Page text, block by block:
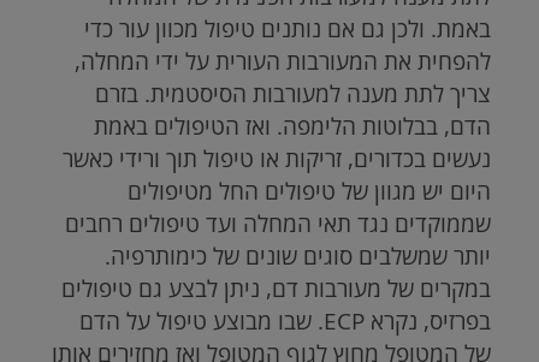
באמת. ולכן גם אם נותנים טיפול מכוון עור כדי
להפחית את המעורבות העורית על ידי המחלה,
צריך לתת מענה למעורבות הסיסטמית. בזרם
הדם, בבלוטות הלימפה. ואז הטיפולים באמת
נעשים בכדורים, זריקות או טיפול תוך ורידי כאשר
היום יש מגוון של טיפולים החל מטיפולים
שממוקדים נגד תאי המחלה ועד טיפולים רחבים
יותר שמשלבים סוגים שונים של כימותרפיה.
במקרים של מעורבות דם, ניתן לבצע גם טיפולים
בפרזיס, נקרא ECP. שבו מבוצע טיפול על הדם
של המטופל מחוץ לגוף המטופל ואז מחזירים אותו